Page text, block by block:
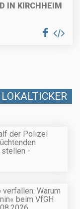
IN KIRCHHEIM
LOKALTICKER
der Polizei
stellen -
verfallen: Warum
beim VfGH